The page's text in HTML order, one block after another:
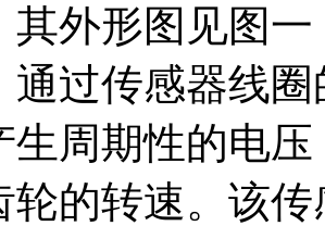
其外形图见图
通过传感器线
生周期性的电
轮的转速。该